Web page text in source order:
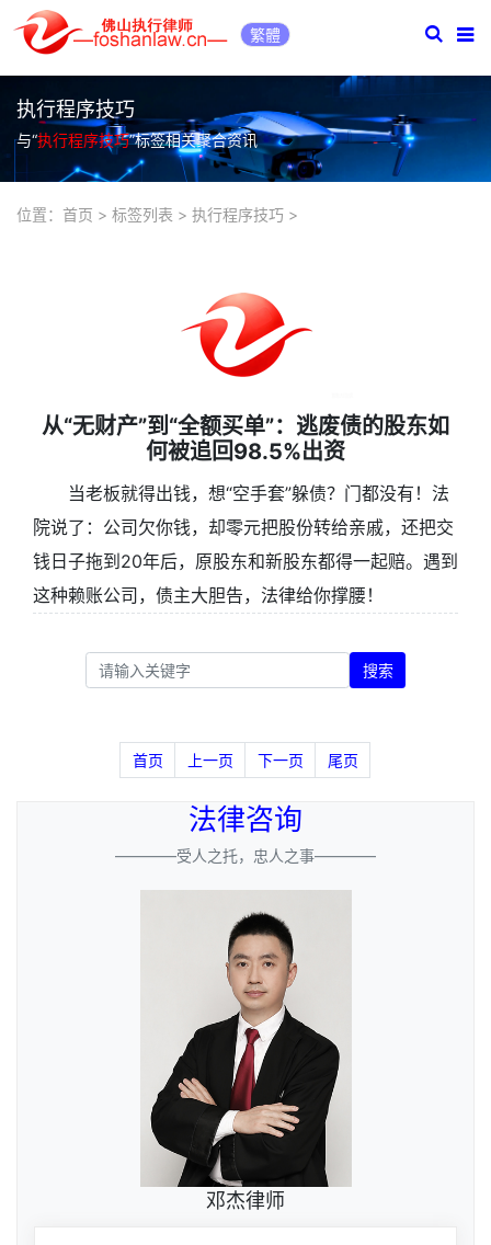
繁體
执行程序技巧
与“执行程序技巧”标签相关聚合资讯
位置： 首页 > 标签列表 > 执行程序技巧 >
从“无财产”到“全额买单”：逃废债的股东如
何被追回98.5%出资
当老板就得出钱，想“空手套”躲债？门都没有！法
院说了：公司欠你钱，却零元把股份转给亲戚，还把交
钱日子拖到20年后，原股东和新股东都得一起赔。遇到
这种赖账公司，债主大胆告，法律给你撑腰！
搜索
首页 上一页 下一页 尾页
法律咨询
————受人之托，忠人之事————
邓杰律师